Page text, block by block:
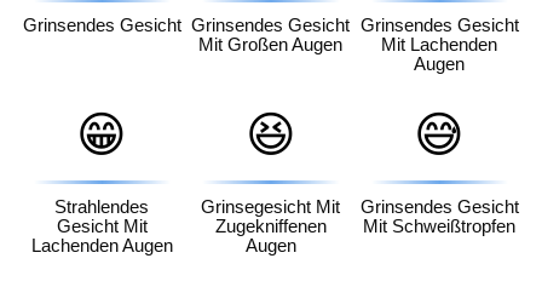
Grinsendes Gesicht Grinsendes Gesicht
Mit Großen Augen
Grinsendes Gesicht
Mit Lachenden
Augen
😁
Strahlendes
Gesicht Mit
Lachenden Augen
😆
Grinsegesicht Mit
Zugekniffenen
Augen
😅
Grinsendes Gesicht
Mit Schweißtropfen